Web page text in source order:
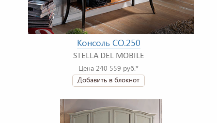
Консоль CO.250
STELLA DEL MOBILE
Цена 240 559 руб.*
Добавить в блокнот